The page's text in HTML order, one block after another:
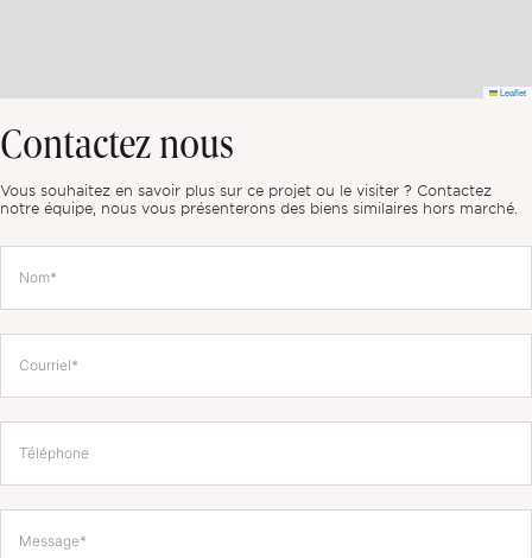
Leaflet
Contactez nous
Vous souhaitez en savoir plus sur ce projet ou le visiter ? Contactez
notre équipe, nous vous présenterons des biens similaires hors marché.